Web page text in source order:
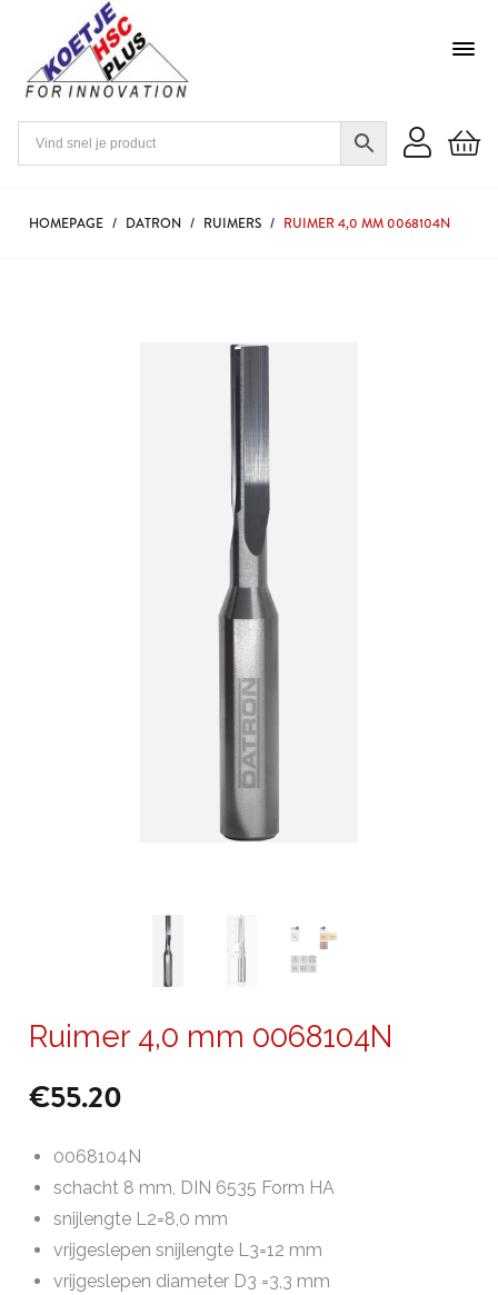
HOMEPAGE / DATRON / RUIMERS / RUIMER 4,0 MM 0068104N
Ruimer 4,0 mm 0068104N
€55.20
0068104N
schacht 8 mm, DIN 6535 Form HA
snijlengte L2=8,0 mm
vrijgeslepen snijlengte L3=12 mm
vrijgeslepen diameter D3 =3,3 mm